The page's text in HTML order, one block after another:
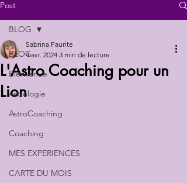
Post
BLOG
Bienvenue
Astrologie
AstroCoaching
Coaching
MES EXPERIENCES
CARTE DU MOIS
BLOG
L'Astro Coaching pour un
Lion
Sabrina Faurite
4 avr. 2024 3 min de lecture